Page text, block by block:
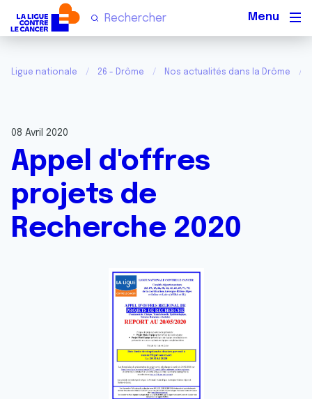
Ligue nationale 26 - Drôme Nos actualités dans la Drôme
08 Avril 2020
Appel d'offres
projets de
Recherche 2020